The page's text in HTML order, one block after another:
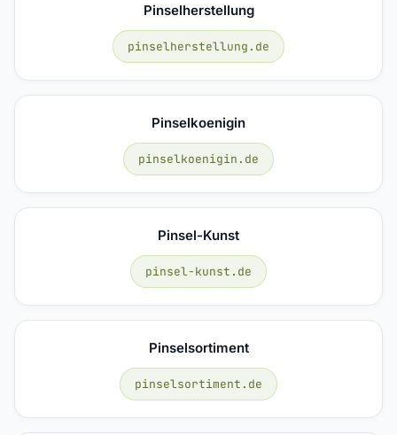
Pinselherstellung
pinselherstellung.de
Pinselkoenigin
pinselkoenigin.de
Pinsel-Kunst
pinsel-kunst.de
Pinselsortiment
pinselsortiment.de